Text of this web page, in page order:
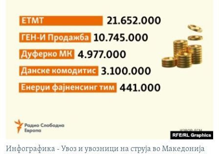
Инфографика - Увоз и увозници на струја во Македонија